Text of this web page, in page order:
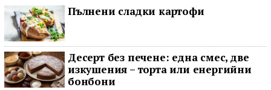
Пълнени сладки картофи
Десерт без печене: една смес, две
изкушения – торта или енергийни
бонбони